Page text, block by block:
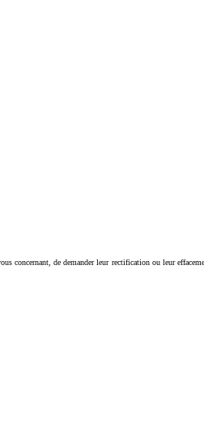
de demander leur rectification ou leur